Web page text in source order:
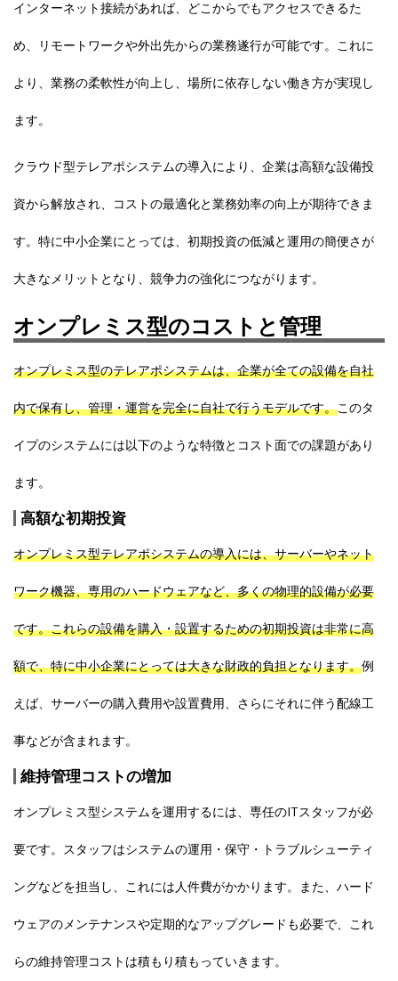
インターネット接続があれば、どこからでもアクセスできるた
め、リモートワークや外出先からの業務遂行が可能です。これに
より、業務の柔軟性が向上し、場所に依存しない働き方が実現し
ます。
クラウド型テレアポシステムの導入により、企業は高額な設備投
資から解放され、コストの最適化と業務効率の向上が期待できま
す。特に中小企業にとっては、初期投資の低減と運用の簡便さが
大きなメリットとなり、競争力の強化につながります。
オンプレミス型のコストと管理
オンプレミス型のテレアポシステムは、企業が全ての設備を自社
内で保有し、管理・運営を完全に自社で行うモデルです。このタ
イプのシステムには以下のような特徴とコスト面での課題があり
ます。
高額な初期投資
オンプレミス型テレアポシステムの導入には、サーバーやネット
ワーク機器、専用のハードウェアなど、多くの物理的設備が必要
です。これらの設備を購入・設置するための初期投資は非常に高
額で、特に中小企業にとっては大きな財政的負担となります。例
えば、サーバーの購入費用や設置費用、さらにそれに伴う配線工
事などが含まれます。
維持管理コストの増加
オンプレミス型システムを運用するには、専任のITスタッフが必
要です。スタッフはシステムの運用・保守・トラブルシューティ
ングなどを担当し、これには人件費がかかります。また、ハード
ウェアのメンテナンスや定期的なアップグレードも必要で、これ
らの維持管理コストは積もり積もっていきます。